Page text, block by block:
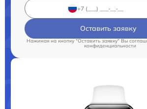
Оставить заявку
Нажимая на кнопку "Оставить заявку" Вы
конфиденциальности